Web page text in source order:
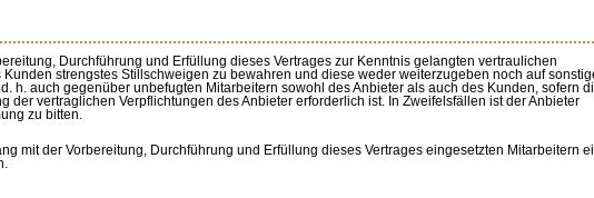
Durchführung und Erfüllung dieses Vertrages zur Kenntnis gelangten vertraulichen
strengstes Stillschweigen zu bewahren und diese weder weiterzugeben noch auf
h. auch gegenüber unbefugten Mitarbeitern sowohl des Anbieter als auch des Kunden, sofern
vertraglichen Verpflichtungen des Anbieter erforderlich ist. In Zweifelsfällen ist der Anbieter
zu bitten.
mit der Vorbereitung, Durchführung und Erfüllung dieses Vertrages eingesetzten Mitarbeitern